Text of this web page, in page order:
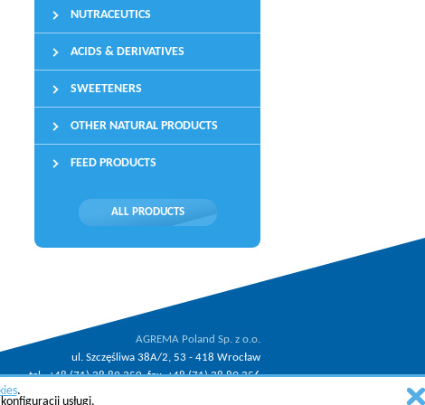
NUTRACEUTICS
ACIDS & DERIVATIVES
SWEETENERS
OTHER NATURAL PRODUCTS
FEED PRODUCTS
ALL PRODUCTS
AGREMA Poland Sp. z o.o.
ul. Szczęśliwa 38A/2, 53 - 418 Wrocław
tel.: +48 (71) 38 89 350, fax: +48 (71) 38 89 356
.
usługi.